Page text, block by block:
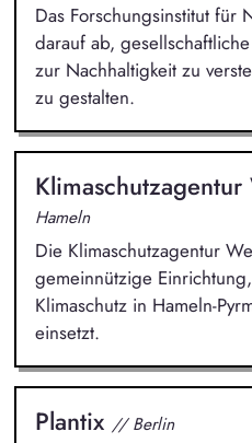
Das Forschungsinstitut für
darauf ab,
zur Nachhaltigkeit zu
zu gestalten.
Hameln
Die Klimaschutzagentur
gemeinnützige
Klimaschutz in Hameln-
einsetzt.
Plantix // Berlin